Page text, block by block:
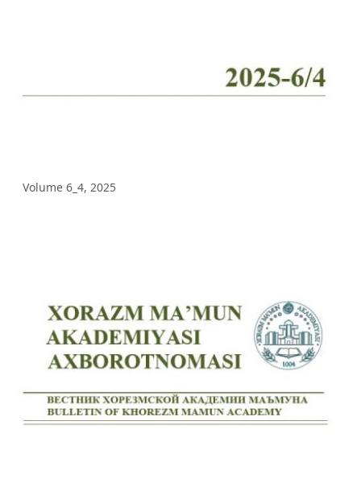
Volume 12_5, 2025
Volume 12_2, 2025
Volume 11_3, 2025
Volume 11_2, 2025
Volume 11_1, 2025
Volume 10_5, 2025
Volume 6_4, 2025